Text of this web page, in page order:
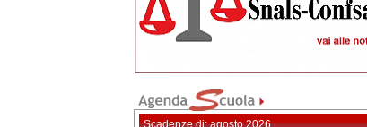
Scadenze di: agosto 2026